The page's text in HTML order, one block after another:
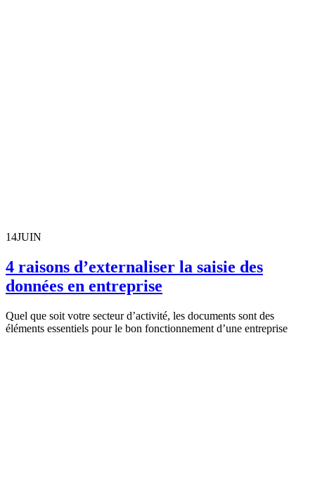
14JUIN
4 raisons d’externaliser la saisie des
données en entreprise
Quel que soit votre secteur d’activité, les documents sont des
éléments essentiels pour le bon fonctionnement d’une entreprise